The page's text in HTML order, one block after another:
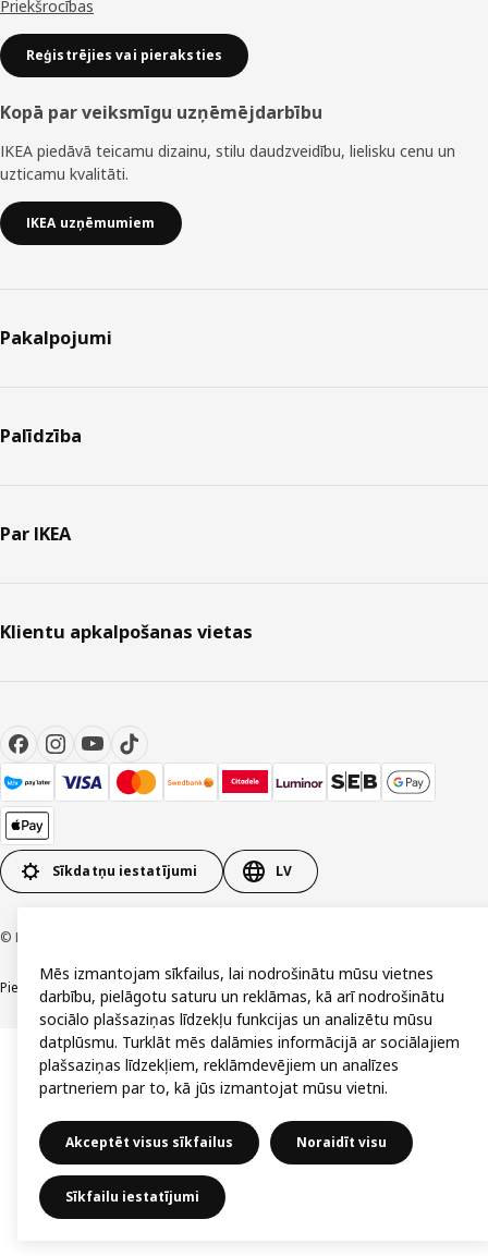
Priekšrocības
Reģistrējies vai pieraksties
Kopā par veiksmīgu uzņēmējdarbību
IKEA piedāvā teicamu dizainu, stilu daudzveidību, lielisku cenu un
uzticamu kvalitāti.
IKEA uzņēmumiem
Pakalpojumi
Palīdzība
Par IKEA
Klientu apkalpošanas vietas
Sīkdatņu iestatījumi LV
© Inter IKEA Systems B.V. 1999-2026
Piekļūstamība Vispārīgi noteikumi Privātuma un sīkdatņu politika Kontakti
Mēs izmantojam sīkfailus, lai nodrošinātu mūsu vietnes
darbību, pielāgotu saturu un reklāmas, kā arī nodrošinātu
sociālo plašsaziņas līdzekļu funkcijas un analizētu mūsu
datplūsmu. Turklāt mēs dalāmies informācijā ar sociālajiem
plašsaziņas līdzekļiem, reklāmdevējiem un analīzes
partneriem par to, kā jūs izmantojat mūsu vietni.
Akceptēt visus sīkfailus Noraidīt visu
Sīkfailu iestatījumi